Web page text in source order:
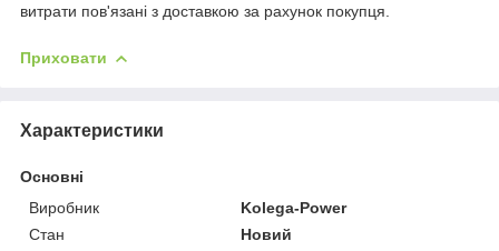
витрати пов'язані з доставкою за рахунок покупця.
Приховати
Характеристики
Основні
Виробник
Kolega-Power
Стан
Новий